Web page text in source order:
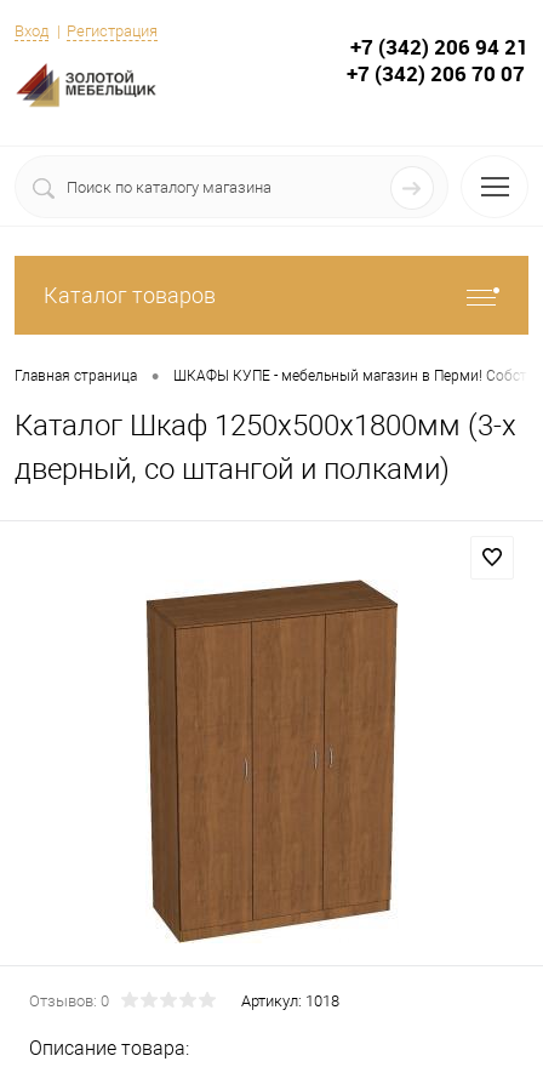
Вход Регистрация
+7 (342) 206 94 21
+7 (342) 206 70 07
Каталог товаров
Главная страница • ШКАФЫ КУПЕ - мебельный магазин в Перми!
Каталог Шкаф 1250х500х1800мм (3-х
дверный, со штангой и полками)
Отзывов: 0 Артикул: 1018
Описание товара: